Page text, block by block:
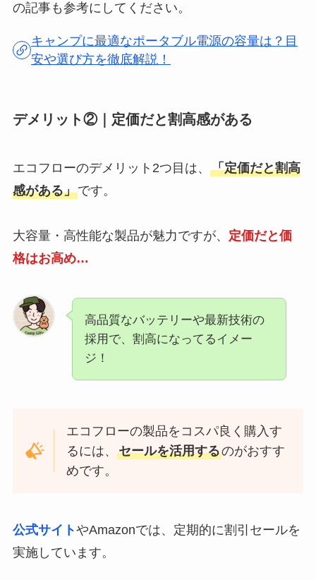
の記事も参考にしてください。
キャンプに最適なポータブル電源の容量は？目
安や選び方を徹底解説！
デメリット②｜定価だと割高感がある
エコフローのデメリット2つ目は、 「定価だと割高
感がある」です。
大容量・高性能な製品が魅力ですが、 定価だと価
格はお高め…
高品質なバッテリーや最新技術の
採用で、割高になってるイメー
ジ！
エコフローの製品をコスパ良く購入す
るには、セールを活用するのがおすす
めです。
公式サイトやAmazonでは、定期的に割引セールを
実施しています。